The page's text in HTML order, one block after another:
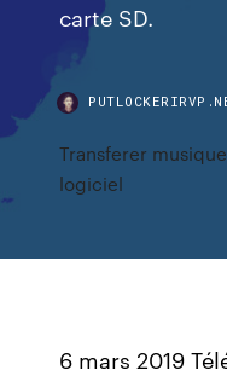
carte SD.
Transferer
logiciel
6 mars 2019